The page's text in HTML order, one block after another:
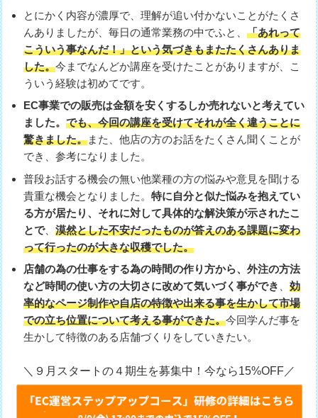
とにかく内容が濃厚で、理解が追い付かないことがたくさ
んありましたが、毎日の通常業務の中でふと、「あれって
こういう事なんだ！」という気づきもまたたくさんありま
した。今までなんどか講座を受けたことがありますが、こ
ういう経験は初めてです。
EC事業での販売は金額を安くするしか売れないと考えてい
ました。でも、今回の講座を受けてそれが全く違うことに
驚きました。また、他店の方のお話をたくさん聞くことが
でき、参考になりました。
普段お話する機会の無い他業種の方の悩みや意見を聞ける
貴重な機会となりました。特に自分と似た悩みを抱えてい
る方が居たり、それに対して具体的な解決策が示されたこ
とで、漠然とした不安だったものが答えのある課題に変わ
って行ったのが大きな収穫でした。
店舗の為の仕事をする為の時間の作り方から、外注の方法
など時間の使い方の大切さに改めて気いづく事ができ
、効
率的なページ制作や自店の特徴や出来る事を生かして市場
での立ち位置について考える事ができた。今回学んだ事を
生かして特徴のある店舗づくりをしていきたい。
＼９月スタートの４期生を募集中！今なら15%OFF／